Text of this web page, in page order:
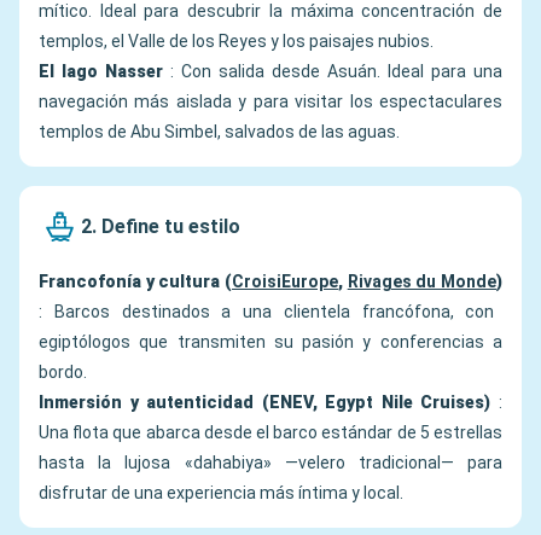
mítico. Ideal para descubrir la máxima concentración de
templos, el Valle de los Reyes y los paisajes nubios.
El lago Nasser : Con salida desde Asuán. Ideal para una
navegación más aislada y para visitar los espectaculares
templos de Abu Simbel, salvados de las aguas.
2. Define tu estilo
Francofonía y cultura (CroisiEurope, Rivages du Monde)
: Barcos destinados a una clientela francófona, con
egiptólogos que transmiten su pasión y conferencias a
bordo.
Inmersión y autenticidad (ENEV, Egypt Nile Cruises) :
Una flota que abarca desde el barco estándar de 5 estrellas
hasta la lujosa «dahabiya» —velero tradicional— para
disfrutar de una experiencia más íntima y local.